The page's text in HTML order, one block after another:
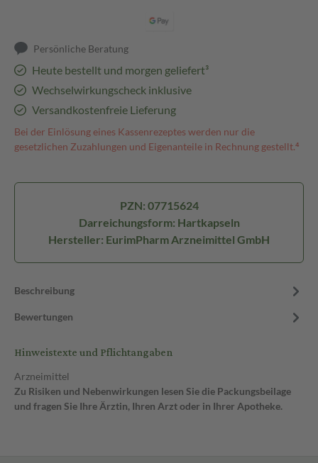
Persönliche Beratung
Heute bestellt und morgen geliefert³
Wechselwirkungscheck inklusive
Versandkostenfreie Lieferung
Bei der Einlösung eines Kassenrezeptes werden nur die
gesetzlichen Zuzahlungen und Eigenanteile in Rechnung gestellt.⁴
PZN: 07715624
Darreichungsform: Hartkapseln
Hersteller: EurimPharm Arzneimittel GmbH
Beschreibung
Bewertungen
Hinweistexte und Pflichtangaben
Arzneimittel
Zu Risiken und Nebenwirkungen lesen Sie die Packungsbeilage
und fragen Sie Ihre Ärztin, Ihren Arzt oder in Ihrer Apotheke.